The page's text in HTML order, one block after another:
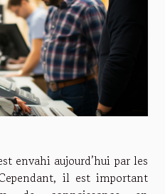
envahi aujourd’hui par les
il est important